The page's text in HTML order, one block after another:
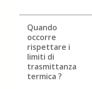
Quando
occorre
rispettare i
limiti di
trasmittanza
termica ?